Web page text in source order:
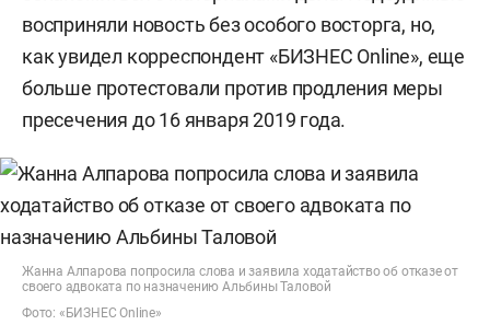
восприняли новость без особого восторга, но,
как увидел корреспондент «БИЗНЕС Online», еще
больше протестовали против продления меры
пресечения до 16 января 2019 года.
Жанна Алпарова попросила слова и заявила ходатайство об отказе от
своего адвоката по назначению Альбины Таловой
Фото: «БИЗНЕС Online»